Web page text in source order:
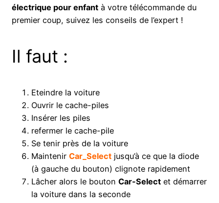
électrique pour enfant à votre télécommande du
premier coup, suivez les conseils de l’expert !
Il faut :
Eteindre la voiture
Ouvrir le cache-piles
Insérer les piles
refermer le cache-pile
Se tenir près de la voiture
Maintenir Car_Select jusqu’à ce que la diode
(à gauche du bouton) clignote rapidement
Lâcher alors le bouton Car-Select et démarrer
la voiture dans la seconde